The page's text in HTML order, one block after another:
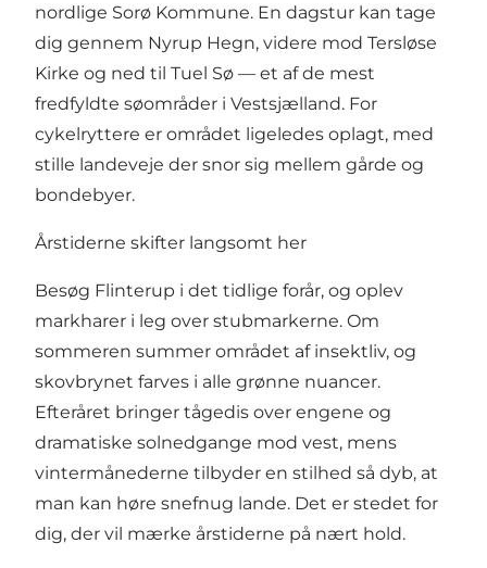
nordlige Sorø Kommune. En dagstur kan tage
dig gennem Nyrup Hegn, videre mod Tersløse
Kirke og ned til Tuel Sø — et af de mest
fredfyldte søområder i Vestsjælland. For
cykelryttere er området ligeledes oplagt, med
stille landeveje der snor sig mellem gårde og
bondebyer.
Årstiderne skifter langsomt her
Besøg Flinterup i det tidlige forår, og oplev
markharer i leg over stubmarkerne. Om
sommeren summer området af insektliv, og
skovbrynet farves i alle grønne nuancer.
Efteråret bringer tågedis over engene og
dramatiske solnedgange mod vest, mens
vintermånederne tilbyder en stilhed så dyb, at
man kan høre snefnug lande. Det er stedet for
dig, der vil mærke årstiderne på nært hold.